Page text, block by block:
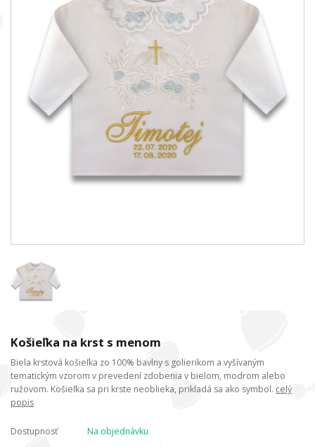
Košieľka na krst s menom
Biela krstová košieľka zo 100% bavlny s golierikom a vyšívaným
tematickým vzorom v prevedení zdobenia v bielom, modrom alebo
ružovom. Košieľka sa pri krste neoblieka, prikladá sa ako symbol. celý
popis
Dostupnosť
Na objednávku